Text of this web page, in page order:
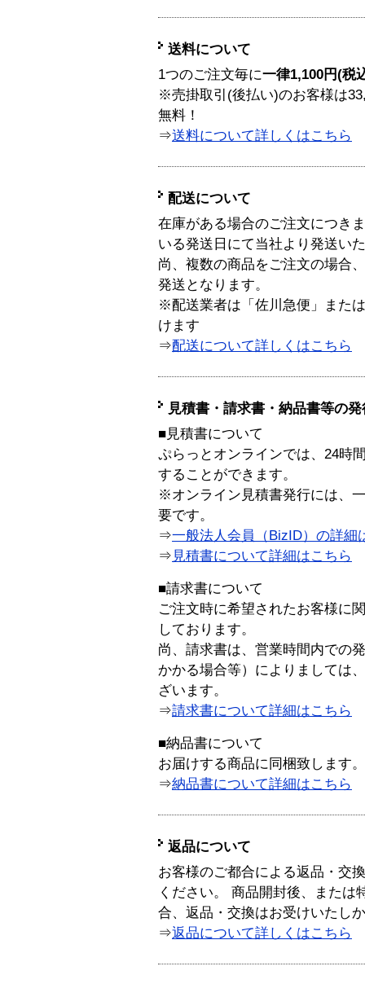
送料について
1つのご注文毎に一律1,100円(税
※売掛取引(後払い)のお客様は
無料！
⇒送料について詳しくはこちら
配送について
在庫がある場合のご注文につき
いる発送日にて当社より発送い
尚、複数の商品をご注文の場合
発送となります。
※配送業者は「佐川急便」また
けます
⇒配送について詳しくはこちら
見積書・請求書・納品書等の
■見積書について
ぷらっとオンラインでは、24時
することができます。
※オンライン見積書発行には、
要です。
⇒一般法人会員（BizID）の詳細
⇒ 見積書について詳細はこちら
■請求書について
ご注文時に希望されたお客様に
しております。
尚、請求書は、営業時間内での
かかる場合等）によりましては
ざいます。
⇒請求書について詳細はこちら
■納品書について
お届けする商品に同梱致します。
⇒納品書について詳細はこちら
返品について
お客様のご都合による返品・交
ください。 商品開封後、または
合、返品・交換はお受けいたし
⇒返品について詳しくはこちら